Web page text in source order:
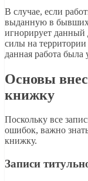
В случае, если
выданную в бывших
игнорирует
силы на
данная работа была
Основы
книжку
Поскольку все
ошибок, важно
книжку.
Записи